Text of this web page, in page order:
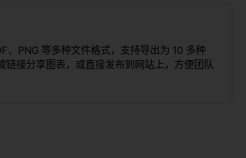
、PNG 等多种文件格式，支持导出为 10 多种
链接分享图表，或直接发布到网站上，方便团队